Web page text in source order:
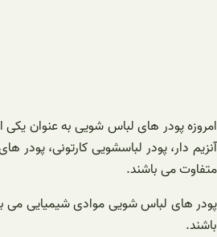
امروزه پودر های لباس شویی به عنوان
آنزیم دار، پودر لباسشویی کارتونی، پودر
متفاوت می باشند.
پودر های لباس شویی موادی شیمیایی می
باشند.